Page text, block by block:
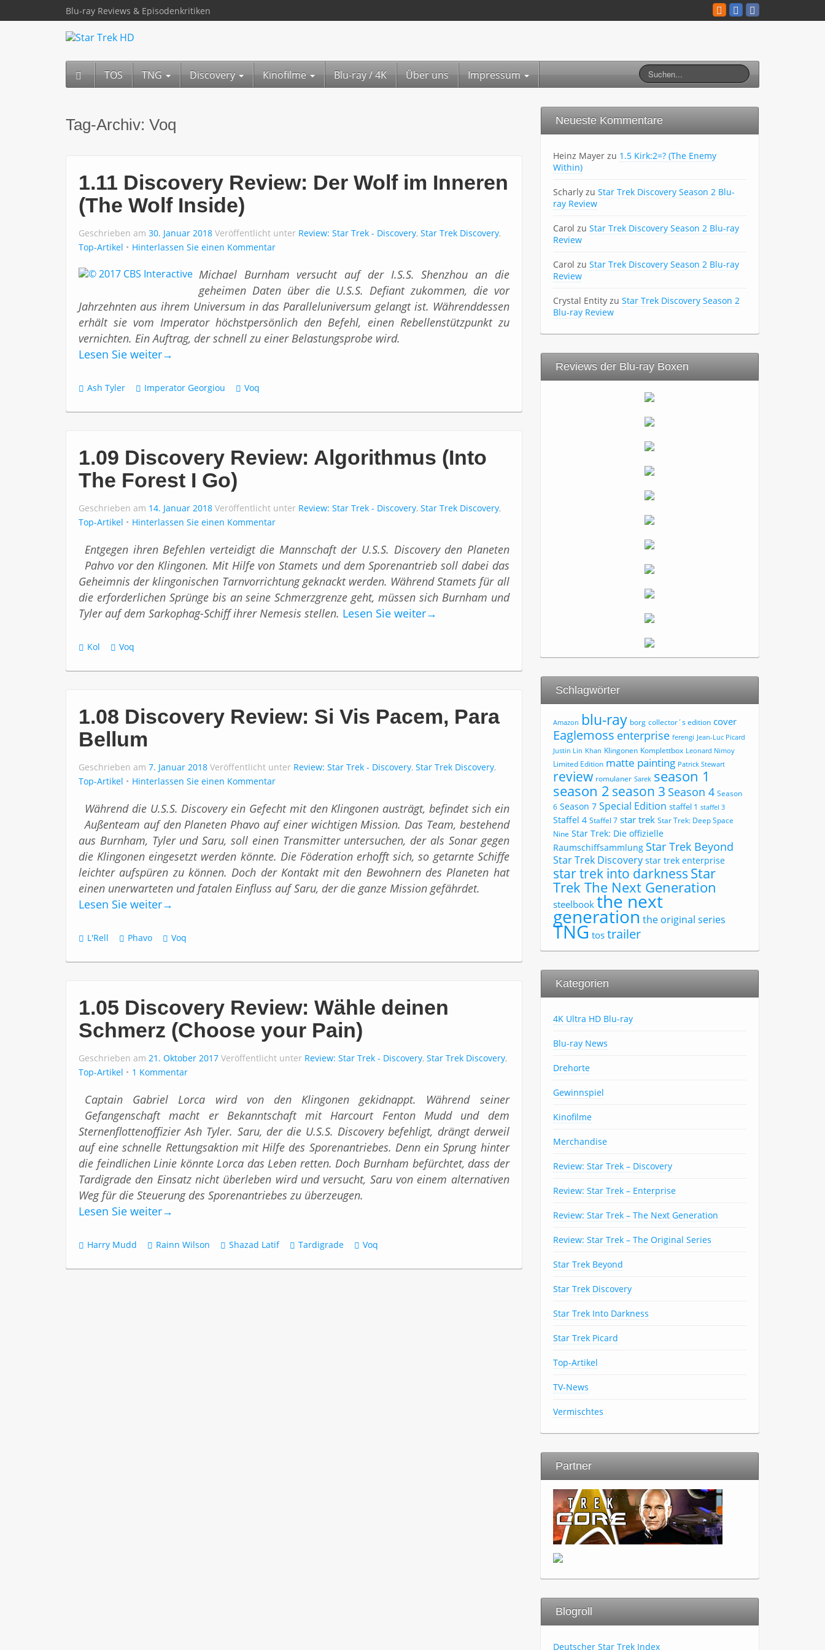
Blu-ray Reviews & Episodenkritiken
TOS TNG Discovery Kinofilme Blu-ray / 4K Über uns Impressum
Tag-Archiv: Voq
1.11 Discovery Review: Der Wolf im Inneren
(The Wolf Inside)
Geschrieben am 30. Januar 2018 Veröffentlicht unter Review: Star Trek - Discovery, Star Trek Discovery,
Top-Artikel
Hinterlassen Sie einen Kommentar
Michael Burnham versucht auf der I.S.S. Shenzhou an die
geheimen Daten über die U.S.S. Defiant zukommen, die vor
Jahrzehnten aus ihrem Universum in das Paralleluniversum gelangt ist. Währenddessen
erhält sie vom Imperator höchstpersönlich den Befehl, einen Rebellenstützpunkt zu
vernichten. Ein Auftrag, der schnell zu einer Belastungsprobe wird.
Lesen Sie weiter→
Ash Tyler Imperator Georgiou Voq
1.09 Discovery Review: Algorithmus (Into
The Forest I Go)
Geschrieben am 14. Januar 2018 Veröffentlicht unter Review: Star Trek - Discovery, Star Trek Discovery,
Top-Artikel
Hinterlassen Sie einen Kommentar
Entgegen ihren Befehlen verteidigt die Mannschaft der U.S.S. Discovery den Planeten
Pahvo vor den Klingonen. Mit Hilfe von Stamets und dem Sporenantrieb soll dabei das
Geheimnis der klingonischen Tarnvorrichtung geknackt werden. Während Stamets für all
die erforderlichen Sprünge bis an seine Schmerzgrenze geht, müssen sich Burnham und
Tyler auf dem Sarkophag-Schiff ihrer Nemesis stellen. Lesen Sie weiter→
Kol Voq
1.08 Discovery Review: Si Vis Pacem, Para
Bellum
Geschrieben am 7. Januar 2018 Veröffentlicht unter Review: Star Trek - Discovery, Star Trek Discovery,
Top-Artikel
Hinterlassen Sie einen Kommentar
Während die U.S.S. Discovery ein Gefecht mit den Klingonen austrägt, befindet sich ein
Außenteam auf den Planeten Phavo auf einer wichtigen Mission. Das Team, bestehend
aus Burnham, Tyler und Saru, soll einen Transmitter untersuchen, der als Sonar gegen
die Klingonen eingesetzt werden könnte. Die Föderation erhofft sich, so getarnte Schiffe
leichter aufspüren zu können. Doch der Kontakt mit den Bewohnern des Planeten hat
einen unerwarteten und fatalen Einfluss auf Saru, der die ganze Mission gefährdet.
Lesen Sie weiter→
L'Rell Phavo Voq
1.05 Discovery Review: Wähle deinen
Schmerz (Choose your Pain)
Geschrieben am 21. Oktober 2017 Veröffentlicht unter Review: Star Trek - Discovery, Star Trek Discovery,
Top-Artikel
1 Kommentar
Captain Gabriel Lorca wird von den Klingonen gekidnappt. Während seiner
Gefangenschaft macht er Bekanntschaft mit Harcourt Fenton Mudd und dem
Sternenflottenoffizier Ash Tyler. Saru, der die U.S.S. Discovery befehligt, drängt derweil
auf eine schnelle Rettungsaktion mit Hilfe des Sporenantriebes. Denn ein Sprung hinter
die feindlichen Linie könnte Lorca das Leben retten. Doch Burnham befürchtet, dass der
Tardigrade den Einsatz nicht überleben wird und versucht, Saru von einem alternativen
Weg für die Steuerung des Sporenantriebes zu überzeugen.
Lesen Sie weiter→
Harry Mudd Rainn Wilson Shazad Latif Tardigrade Voq
Neueste Kommentare
Heinz Mayerzu 1.5 Kirk:2=? (The Enemy
Within)
Scharlyzu Star Trek Discovery Season 2 Blu-
ray Review
Carol zu Star Trek Discovery Season 2 Blu-ray
Review
Carol zu Star Trek Discovery Season 2 Blu-ray
Review
Crystal Entityzu Star Trek Discovery Season 2
Blu-ray Review
Reviews der Blu-ray Boxen
Schlagwörter
Amazon blu-ray borg collector´s edition cover
Eaglemoss enterprise ferengi Jean-Luc Picard
Justin Lin Khan Klingonen Komplettbox Leonard Nimoy
Limited Edition matte painting Patrick Stewart
review romulaner Sarek season 1
season 2 season 3 Season 4 Season
6 Season 7 Special Edition staffel 1 staffel 3
Staffel 4 Staffel 7 star trek Star Trek: Deep Space
Nine Star Trek: Die offizielle
Raumschiffsammlung Star Trek Beyond
Star Trek Discovery star trek enterprise
star trek into darkness Star
Trek The Next Generation
steelbook the next
generation the original series
TNG tos trailer
Kategorien
4K Ultra HD Blu-ray
Blu-ray News
Drehorte
Gewinnspiel
Kinofilme
Merchandise
Review: Star Trek – Discovery
Review: Star Trek – Enterprise
Review: Star Trek – The Next Generation
Review: Star Trek – The Original Series
Star Trek Beyond
Star Trek Discovery
Star Trek Into Darkness
Star Trek Picard
Top-Artikel
TV-News
Vermischtes
Partner
Blogroll
Deutscher Star Trek Index